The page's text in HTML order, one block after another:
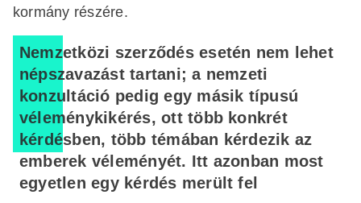
kormány részére.
Nemzetközi szerződés esetén nem lehet
népszavazást tartani; a nemzeti
konzultáció pedig egy másik típusú
véleménykikérés, ott több konkrét
kérdésben, több témában kérdezik az
emberek véleményét. Itt azonban most
egyetlen egy kérdés merült fel